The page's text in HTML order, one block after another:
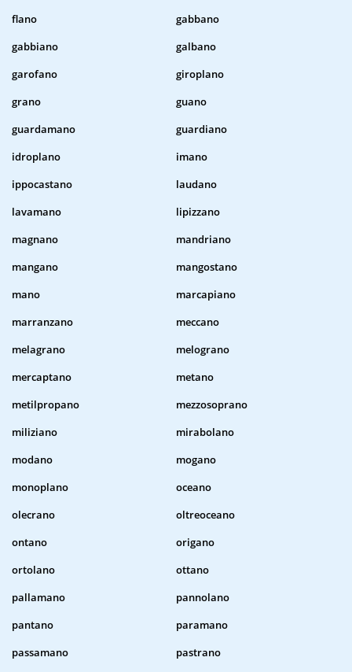
flano
gabbano
gabbiano
galbano
garofano
giroplano
grano
guano
guardamano
guardiano
idroplano
imano
ippocastano
laudano
lavamano
lipizzano
magnano
mandriano
mangano
mangostano
mano
marcapiano
marranzano
meccano
melagrano
melograno
mercaptano
metano
metilpropano
mezzosoprano
miliziano
mirabolano
modano
mogano
monoplano
oceano
olecrano
oltreoceano
ontano
origano
ortolano
ottano
pallamano
pannolano
pantano
paramano
passamano
pastrano